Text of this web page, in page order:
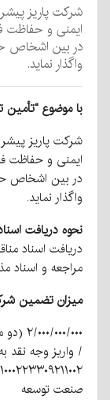
شرکت پاریز
ایمنی و حفاظت
در بین اشخاص
واگذار نماید.
با موضوع
شرکت پاریز
ایمنی و حفاظت
در بین اشخاص
واگذار نماید.
نحوه دریافت
مراجعه و اسناد
میزان تضمین
۲/
صنعت توسعه